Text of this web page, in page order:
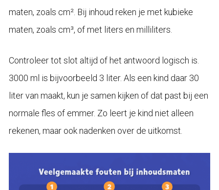
maten, zoals cm². Bij inhoud reken je met kubieke
maten, zoals cm³, of met liters en milliliters.
Controleer tot slot altijd of het antwoord logisch is.
3000 ml is bijvoorbeeld 3 liter. Als een kind daar 30
liter van maakt, kun je samen kijken of dat past bij een
normale fles of emmer. Zo leert je kind niet alleen
rekenen, maar ook nadenken over de uitkomst.